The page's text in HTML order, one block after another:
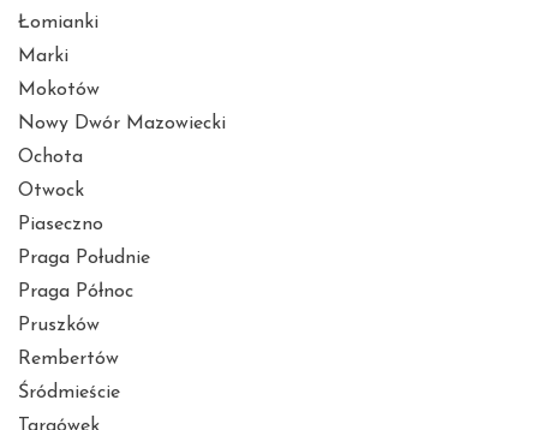
Łomianki
Marki
Mokotów
Nowy Dwór Mazowiecki
Ochota
Otwock
Piaseczno
Praga Południe
Praga Północ
Pruszków
Rembertów
Śródmieście